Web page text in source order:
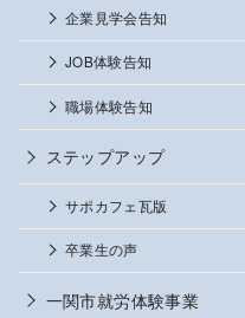
企業見学会告知
JOB体験告知
職場体験告知
ステップアップ
サポカフェ瓦版
卒業生の声
一関市就労体験事業